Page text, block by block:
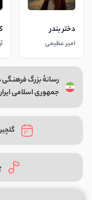
دختر بندر
امیر عظیمی
رسانهٔ بزرگ
جمهوری اسلامی